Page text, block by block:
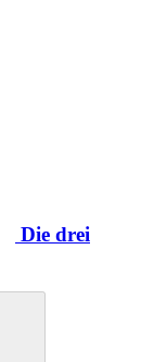
Die drei